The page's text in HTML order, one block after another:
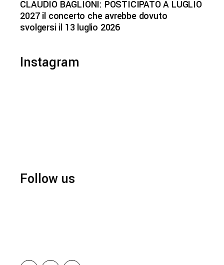
CLAUDIO BAGLIONI: POSTICIPATO A LUGLIO
2027 il concerto che avrebbe dovuto
svolgersi il 13 luglio 2026
Instagram
Follow us